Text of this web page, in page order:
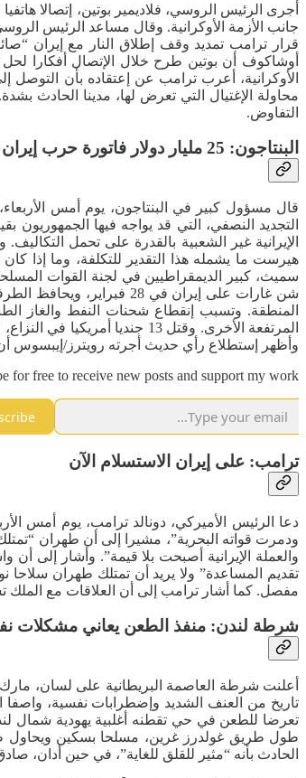
أجرى الرئيس الروسي، فلاديمير بوتين، إتصالا
جانب الأزمة الأوكرانية. وقال مساعد الرئيس
قرار ترامب تمديد وقف إطلاق النار مع إيران
أوشاكوف أن بوتين طرح خلال الإتصال أفكارا لحل
الأوكرانية، أعرب ترامب عن إعتقاده بأن التوصل
محاولة الإغتيال التي تعرض لها، مدينا الحادث
التفاوض.
البنتاجون: 25 مليار دولار فاتورة حرب إيران حتى الآن
التجديد النصفي، التي قد يواجه فيها
الإيرانية غير الشعبية بالقدرة على تحمل
هيرست ما يشمله هذا التقدير للتكلفة، وما إذا
سميث، كبير الديمقراطيين في لجنة القوات
شن غارات على إيران في
المنطقة. وتسبب إنقطاع شحنات النفط والغاز
وأظهر إستطلاع رأي حديث أجرته رويترز/إيبسوس أن 34% فقط من الأمريكيين يؤيدون الصراع الأمريكي مع إيران، بإنخفاض عن 36% في منتصف أبريل و38% في منتصف
for free to receive new posts and support my work.
ترامب: على إيران الاستسلام الآن
دعا الرئيس الأميركي، دونالد ترامب، يوم أمس
ودمرت قواته البحرية”، مشيرا إلى أن طهران
والعملة الإيرانية أصبحت بلا قيمة”. وأشار إلى
تقديم المساعدة” ولا يريد أن تمتلك طهران سلاحا
مفصل. كما أشار ترامب إلى أن العلاقات مع
شرطة لندن: منفذ الطعن يعاني مشكلات
تاريخ من العنف الشديد وإضطرابات نفسية،
تعرضا للطعن في حي تقطنه أغلبية يهودية شمال
طول طريق غولدرز غرين، مسلحا بسكين ويحاول
الحادث بأنه “مثير للقلق للغاية”، في حين أدان،